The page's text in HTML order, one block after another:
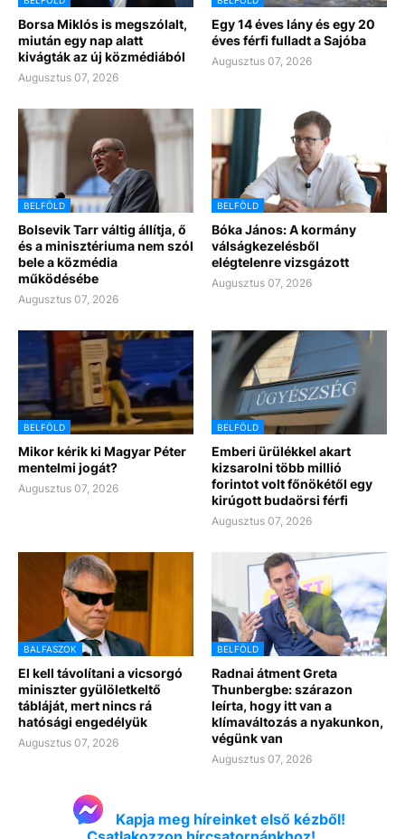
Borsa Miklós is megszólalt,
miután egy nap alatt
kivágták az új közmédiából
Augusztus 07, 2026
Egy 14 éves lány és egy 20
éves férfi fulladt a Sajóba
Augusztus 07, 2026
BELFÖLD
Bolsevik Tarr váltig állítja, ő
és a minisztériuma nem szól
bele a közmédia
működésébe
Augusztus 07, 2026
BELFÖLD
Bóka János: A kormány
válságkezelésből
elégtelenre vizsgázott
Augusztus 07, 2026
BELFÖLD
Mikor kérik ki Magyar Péter
mentelmi jogát?
Augusztus 07, 2026
BELFÖLD
Emberi ürülékkel akart
kizsarolni több millió
forintot volt főnökétől egy
kirúgott budaörsi férfi
Augusztus 07, 2026
BALFASZOK
El kell távolítani a vicsorgó
miniszter gyülöletkeltő
tábláját, mert nincs rá
hatósági engedélyük
Augusztus 07, 2026
BELFÖLD
Radnai átment Greta
Thunbergbe: szárazon
leírta, hogy itt van a
klímaváltozás a nyakunkon,
végünk van
Augusztus 07, 2026
Kapja meg híreinket első kézből!